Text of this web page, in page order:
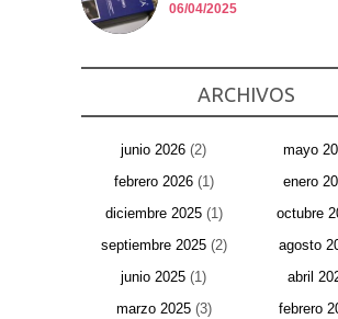
06/04/2025
ARCHIVOS
junio 2026 (2) mayo
febrero 2026(1) enero
diciembre 2025(1) octubre
septiembre 2025(2) agosto
junio 2025 (1) abril
marzo 2025(3) febrero